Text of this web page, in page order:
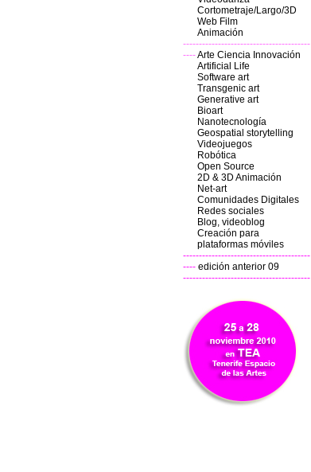
Cortometraje/Largo/3D
Web Film
Animación
----------------------------------------
----Arte Ciencia Innovación
Artificial Life
Software art
Transgenic art
Generative art
Bioart
Nanotecnología
Geospatial storytelling
Videojuegos
Robótica
Open Source
2D & 3D Animación
Net-art
Comunidades Digitales
Redes sociales
Blog, videoblog
Creación para
plataformas móviles
----------------------------------------
---- edición anterior 09
----------------------------------------